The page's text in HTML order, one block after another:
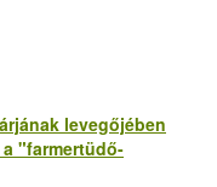
levegőjében
"farmertüdő-